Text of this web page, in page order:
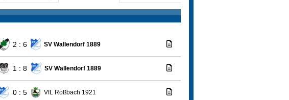
2 : 6 SV Wallendorf 1889
1 : 8 SV Wallendorf 1889
0 : 5 VfL Roßbach 1921